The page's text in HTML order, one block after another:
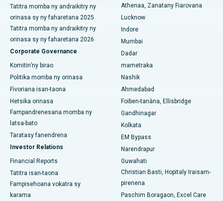
Hopitaly tsara indrindra ao Panchavati, Nashik
Hopitaly tsara indrindra ao Secunderabad, Hyderabad
Hopitaly tsara indrindra any Seshadripuram, Bangalore
Hopitaly tsara indrindra ao Waltair Main Road, Visakhapatnam
Hopitaly tsara indrindra ao amin'ny lalana Subhash Nagar,
Karimnagar
Hopitaly tsara indrindra any Managari, Karaikudi
Hopitaly tsara indrindra ao Arepally, Warangal
Hopitaly tsara indrindra ao amin'ny Arera Colony, Bhopal
Hopitaly tsara indrindra any Jayanagar, Bangalore
Hopitaly tsara indrindra ao KK Nagar, Madurai
Tatitra momba ny andraikitry ny
orinasa sy ny faharetana 2025
Tatitra momba ny andraikitry ny
orinasa sy ny faharetana 2026
Corporate Governance
Komitin’ny birao
Politika momba ny orinasa
Fivoriana isan-taona
Hetsika orinasa
Fampandrenesana momba ny
latsa-bato
Taratasy fanendrena
Investor Relations
Financial Reports
Tatitra isan-taona
Fampisehoana vokatra sy
karama
Athenaa, Zanatany Fiarovana
Lucknow
Indore
Mumbai
Dadar
mametraka
Nashik
Ahmedabad
Foiben-tanàna, Ellisbridge
Gandhinagar
Kolkata
EM Bypass
Narendrapur
Guwahati
Christian Basti, Hopitaly Iraisam-
pirenena
Paschim Boragaon, Excel Care